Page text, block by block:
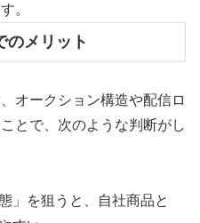
。
のメリット
オークション構造や配信ロ
とで、次のような判断がし
」を狙うと、自社商品と